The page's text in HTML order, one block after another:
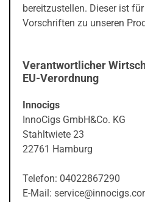
bereitzustellen. Dieser ist
Vorschriften zu unseren
Verantwortlicher
EU-Verordnung
Innocigs
InnoCigs GmbH&Co. KG
Stahltwiete 23
22761 Hamburg
Telefon: 04022867290
E-Mail: